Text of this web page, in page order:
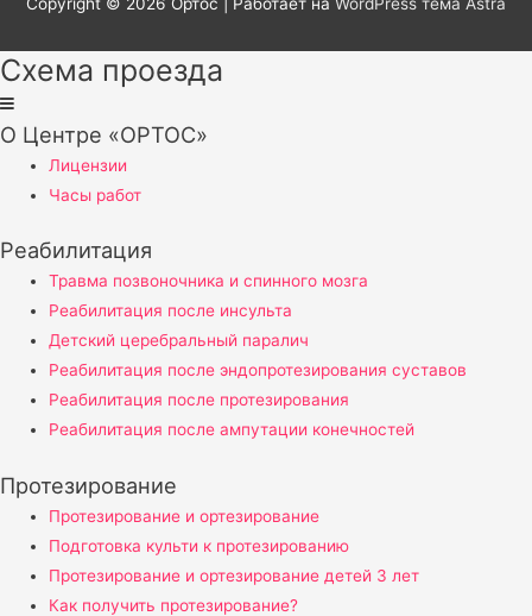
Схема проезда
О Центре «ОРТОС»
Лицензии
Часы работ
Реабилитация
Травма позвоночника и спинного мозга
Реабилитация после инсульта
Детский церебральный паралич
Реабилитация после эндопротезирования суставов
Реабилитация после протезирования
Реабилитация после ампутации конечностей
Протезирование
Протезирование и ортезирование
Подготовка культи к протезированию
Протезирование и ортезирование детей 3 лет
Как получить протезирование?